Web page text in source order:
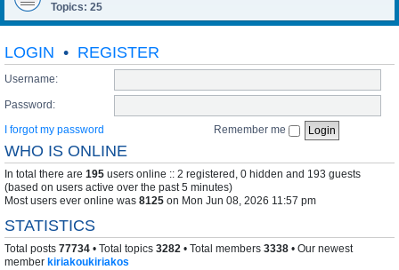
Topics: 25
LOGIN • REGISTER
Username:
Password:
I forgot my password
Remember me
WHO IS ONLINE
In total there are 195 users online :: 2 registered, 0 hidden and 193 guests
(based on users active over the past 5 minutes)
Most users ever online was 8125 on Mon Jun 08, 2026 11:57 pm
STATISTICS
Total posts 77734 • Total topics 3282 • Total members 3338 • Our newest
member kiriakoukiriakos